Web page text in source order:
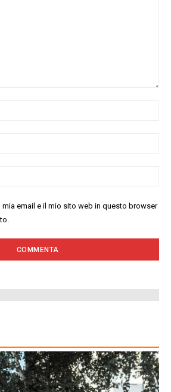
mia email e il mio sito web in questo browser